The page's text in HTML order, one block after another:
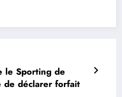
le Sporting de
de déclarer forfait